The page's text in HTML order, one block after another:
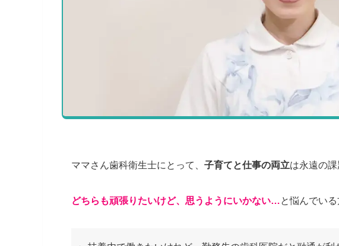
ママさん歯科衛生士にとって、 子育てと仕事の両立は永遠の課
どちらも頑張りたいけど、思うようにいかない…と悩んでい